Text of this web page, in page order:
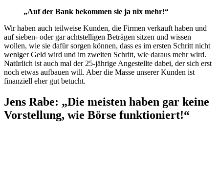
„Auf der Bank bekommen sie ja nix mehr!“
Wir haben auch teilweise Kunden, die Firmen verkauft haben und
auf sieben- oder gar achtstelligen Beträgen sitzen und wissen
wollen, wie sie dafür sorgen können, dass es im ersten Schritt nicht
weniger Geld wird und im zweiten Schritt, wie daraus mehr wird.
Natürlich ist auch mal der 25-jährige Angestellte dabei, der sich erst
noch etwas aufbauen will. Aber die Masse unserer Kunden ist
finanziell eher gut betucht.
Jens Rabe: „Die meisten haben gar keine
Vorstellung, wie Börse funktioniert!“